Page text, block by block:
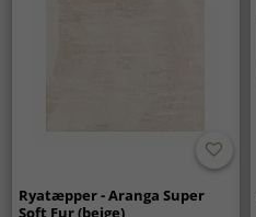
Ryatæpper - Aranga Super
Soft Fur (beige)